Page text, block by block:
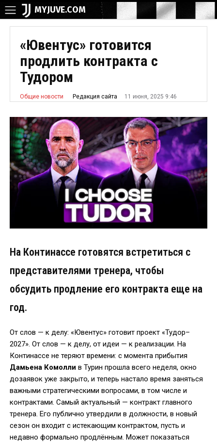
MYJUVE.COM
«Ювентус» готовится
продлить контракта с
Тудором
Общие новости Редакция сайта 11 июня, 2025 9:46
На Континассе готовятся встретиться с
представителями тренера, чтобы
обсудить продление его контракта еще на
год.
От слов — к делу: «Ювентус» готовит проект «Тудор–
2027». От слов — к делу, от идеи — к реализации. На
Континассе не теряют времени: с момента прибытия
Дамьена Комолли в Турин прошла всего неделя, окно
дозаявок уже закрыто, и теперь настало время заняться
важными стратегическими вопросами, в том числе и
контрактами. Самый актуальный — контракт главного
тренера. Его публично утвердили в должности, в новый
сезон он входит с истекающим контрактом, пусть и
недавно формально продлённым. Может показаться